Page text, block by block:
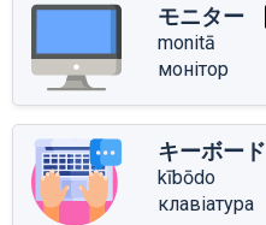
モニター
monitā
монітор
キーボード
kībōdo
клавіатура